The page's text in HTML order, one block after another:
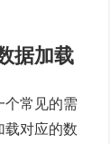
据加载
个常见的需
载对应的数